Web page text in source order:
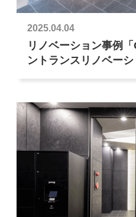
2025.04.04
リノベーション事例
ントランスリノベー